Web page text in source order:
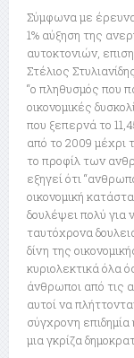
Σύμφωνα με έρευνα
1% αύξηση της
αυτοκτονιών,
Στέλιος
“ο πληθυσμός που
οικονομικές
που ξεπερνά το
από το 2009 μέχρι
το προφίλ των
εξηγεί ότι
οικονομική
δουλέψει πολύ για
ταυτόχρονα
δίνη της
κυριολεκτικά όλα
άνθρωποι από τις
αυτοί να
σύγχρονη επιδημία
μια γκρίζα